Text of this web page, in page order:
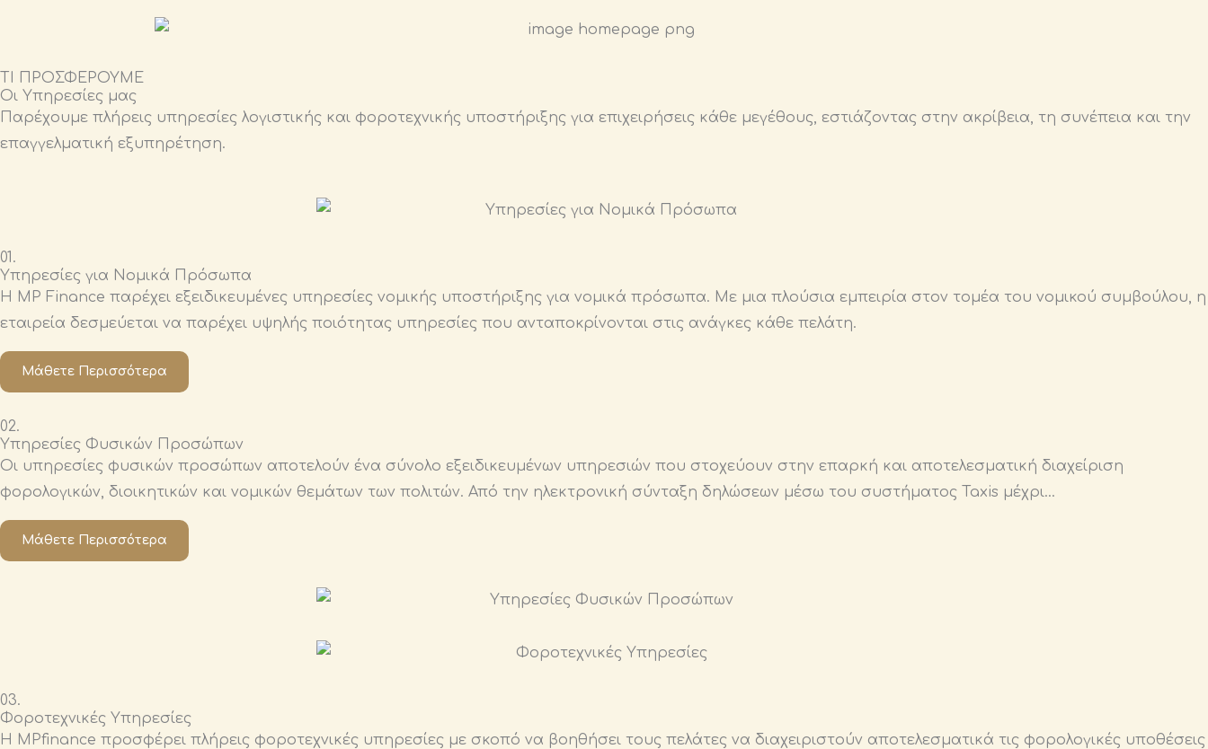
ΤΙ ΠΡΟΣΦΕΡΟΥΜΕ
Οι Υπηρεσίες μας
Παρέχουμε πλήρεις υπηρεσίες λογιστικής και φοροτεχνικής υποστήριξης για επιχειρήσεις κάθε μεγέθους, εστιάζοντας στην ακρίβεια, τη συνέπεια και την
επαγγελματική εξυπηρέτηση.
01.
Υπηρεσίες για Νομικά Πρόσωπα
Η MP Finance παρέχει εξειδικευμένες υπηρεσίες νομικής υποστήριξης για νομικά πρόσωπα. Με μια πλούσια εμπειρία στον τομέα του νομικού συμβούλου, η
εταιρεία δεσμεύεται να παρέχει υψηλής ποιότητας υπηρεσίες που ανταποκρίνονται στις ανάγκες κάθε πελάτη.
Μάθετε Περισσότερα
02.
Υπηρεσίες Φυσικών Προσώπων
Οι υπηρεσίες φυσικών προσώπων αποτελούν ένα σύνολο εξειδικευμένων υπηρεσιών που στοχεύουν στην επαρκή και αποτελεσματική διαχείριση
φορολογικών, διοικητικών και νομικών θεμάτων των πολιτών. Από την ηλεκτρονική σύνταξη δηλώσεων μέσω του συστήματος Taxis μέχρι…
Μάθετε Περισσότερα
03.
Φοροτεχνικές Υπηρεσίες
Η MPfinance προσφέρει πλήρεις φοροτεχνικές υπηρεσίες με σκοπό να βοηθήσει τους πελάτες να διαχειριστούν αποτελεσματικά τις φορολογικές υποθέσεις